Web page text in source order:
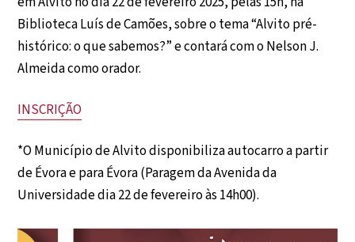
Biblioteca Luís de Camões, sobre o tema “Alvito pré-
histórico: o que sabemos?” e contará com o Nelson J.
Almeida como orador.
INSCRIÇÃO
*O Município de Alvito disponibiliza autocarro a partir
de Évora e para Évora (Paragem da Avenida da
Universidade dia 22 de fevereiro às 14h00).